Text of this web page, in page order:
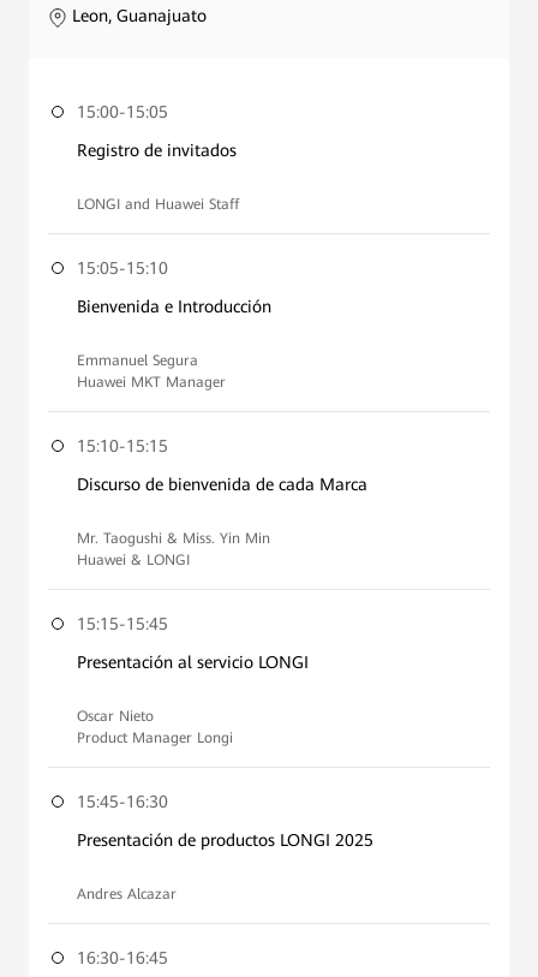
Leon, Guanajuato
15:00-15:05
Registro de invitados
LONGI and Huawei Staff
15:05-15:10
Bienvenida e Introducción
Emmanuel Segura
Huawei MKT Manager
15:10-15:15
Discurso de bienvenida de cada Marca
Mr. Taogushi & Miss. Yin Min
Huawei & LONGI
15:15-15:45
Presentación al servicio LONGI
Oscar Nieto
Product Manager Longi
15:45-16:30
Presentación de productos LONGI 2025
Andres Alcazar
16:30-16:45